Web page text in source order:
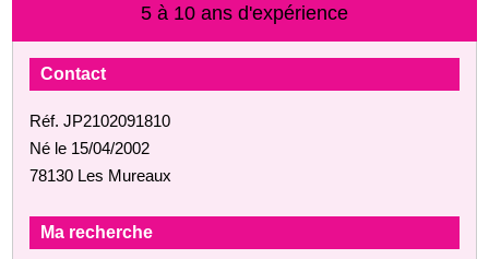
5 à 10 ans d'expérience
Contact
Réf. JP2102091810
Né le 15/04/2002
78130 Les Mureaux
Ma recherche